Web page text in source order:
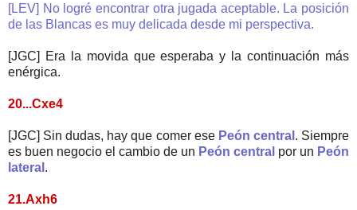
[LEV] No logré encontrar otra jugada aceptable. La posición
de las Blancas es muy delicada desde mi perspectiva.
[JGC] Era la movida que esperaba y la continuación más
enérgica.
20...Cxe4
[JGC] Sin dudas, hay que comer ese Peón central . Siempre
es buen negocio el cambio de un Peón central por un Peón
lateral .
21.Axh6